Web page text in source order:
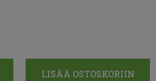
LISÄÄ OSTOSKORIIN